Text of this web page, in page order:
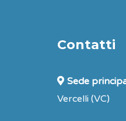
Contatti
Sede
Vercelli (VC)